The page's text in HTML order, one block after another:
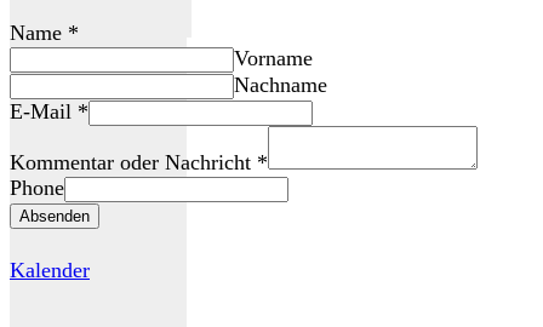
Name *
Vorname
Nachname
E-Mail *
Kommentar oder Nachricht *
Phone
Absenden
Kalender